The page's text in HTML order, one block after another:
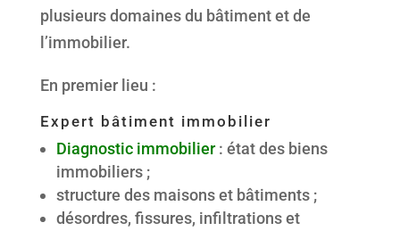
plusieurs domaines du bâtiment et de
l’immobilier.
En premier lieu :
Expert bâtiment immobilier
Diagnostic immobilier: état des biens
immobiliers ;
structure des maisons et bâtiments ;
désordres, fissures, infiltrations et